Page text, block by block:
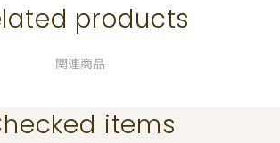
products
関連商品
items